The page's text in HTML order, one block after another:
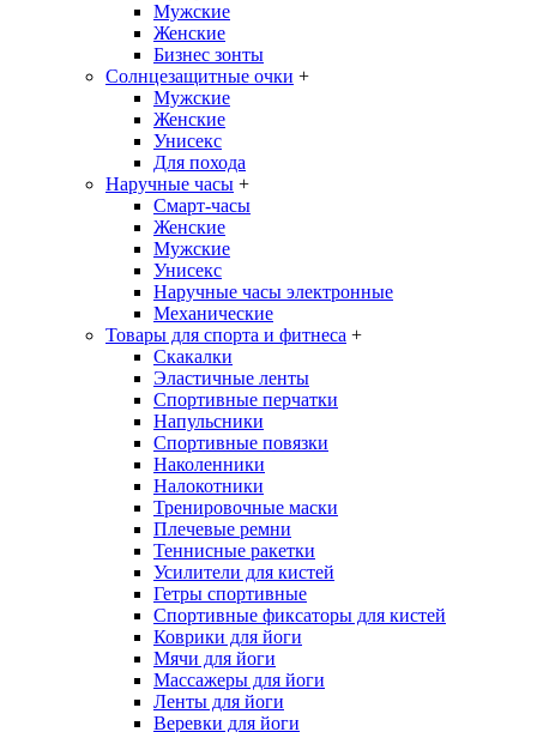
Мужские
Женские
Бизнес зонты
Солнцезащитные очки +
Мужские
Женские
Унисекс
Для похода
Наручные часы +
Смарт-часы
Женские
Мужские
Унисекс
Наручные часы электронные
Механические
Товары для спорта и фитнеса +
Скакалки
Эластичные ленты
Спортивные перчатки
Напульсники
Спортивные повязки
Наколенники
Налокотники
Тренировочные маски
Плечевые ремни
Теннисные ракетки
Усилители для кистей
Гетры спортивные
Спортивные фиксаторы для кистей
Коврики для йоги
Мячи для йоги
Массажеры для йоги
Ленты для йоги
Веревки для йоги